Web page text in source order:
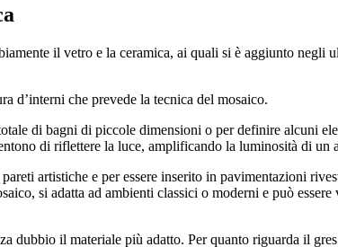
il vetro e la ceramica, ai quali si è aggiunto negli
d’interni che prevede la tecnica del mosaico.
di bagni di piccole dimensioni o per definire alcuni
di riflettere la luce, amplificando la luminosità di un
artistiche e per essere inserito in pavimentazioni
si adatta ad ambienti classici o moderni e può
dubbio il materiale più adatto. Per quanto riguarda il